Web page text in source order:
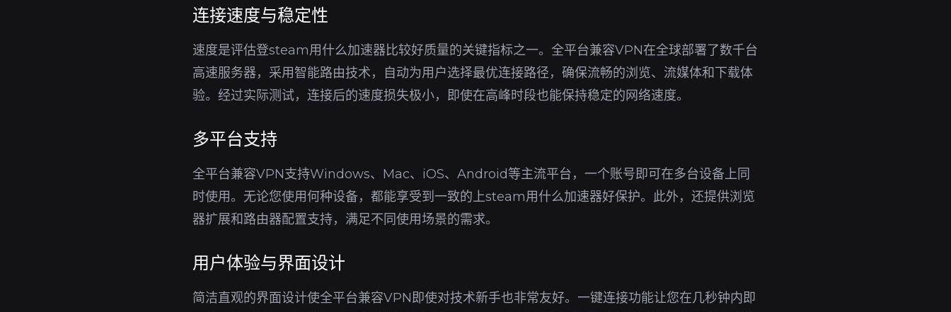
连接速度与稳定性
速度是评估登steam用什么加速器比较好质量的关键指标之一。全平台兼容VPN在全球部署了数千台
高速服务器，采用智能路由技术，自动为用户选择最优连接路径，确保流畅的浏览、流媒体和下载体
验。经过实际测试，连接后的速度损失极小，即使在高峰时段也能保持稳定的网络速度。
多平台支持
全平台兼容VPN支持Windows、Mac、iOS、Android等主流平台，一个账号即可在多台设备上同
时使用。无论您使用何种设备，都能享受到一致的上steam用什么加速器好保护。此外，还提供浏览
器扩展和路由器配置支持，满足不同使用场景的需求。
用户体验与界面设计
简洁直观的界面设计使全平台兼容VPN即使对技术新手也非常友好。一键连接功能让您在几秒钟内即